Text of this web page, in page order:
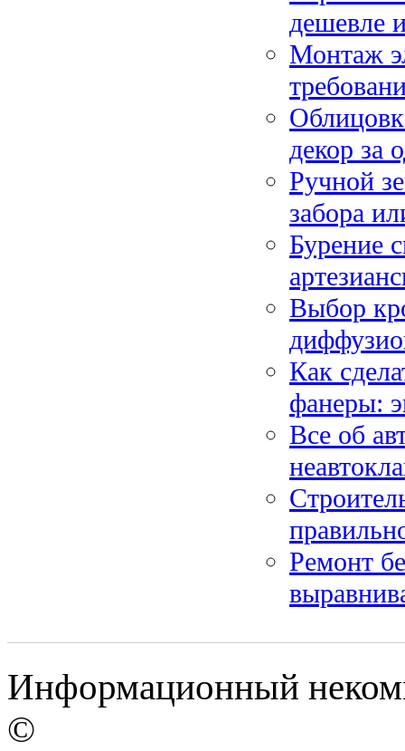
дешевле
Монтаж
декор за
Ручной
забора
Бурение
Выбор
Как
фанеры:
Все об
Ремонт
Информационный
©